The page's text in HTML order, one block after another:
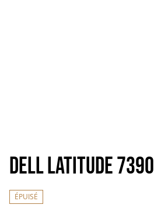
Dell latitude 7390
ÉPUISÉ